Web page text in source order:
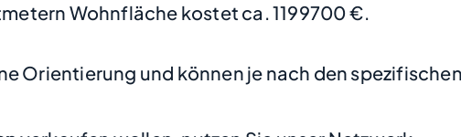
Wohnfläche kostet ca. 1199700 €.
Orientierung und können je nach den